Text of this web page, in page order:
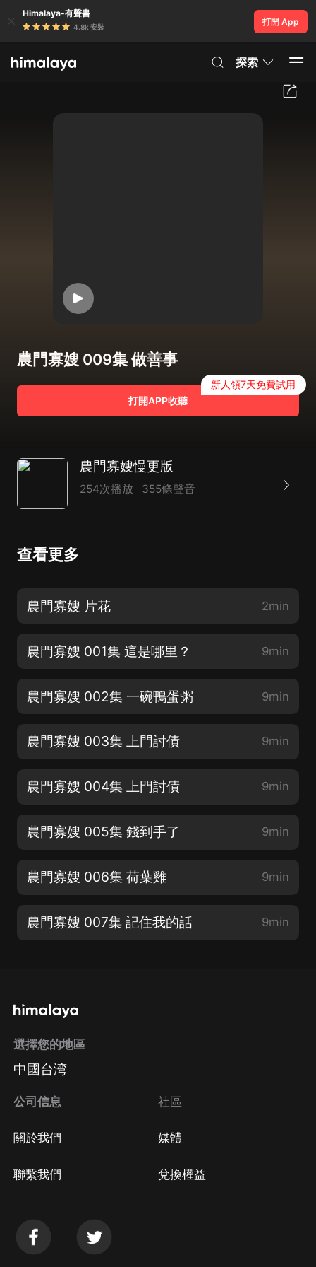
Himalaya-有聲書
4.8k 安裝
打開 App
探索
農門寡嫂 009集 做善事
打開APP收聽
新人領7天免費試用
農門寡嫂慢更版
254次播放 355條聲音
查看更多
農門寡嫂 片花 2min
農門寡嫂 001集 這是哪里？ 9min
農門寡嫂 002集 一碗鴨蛋粥 9min
農門寡嫂 003集 上門討債 9min
農門寡嫂 004集 上門討債 9min
農門寡嫂 005集 錢到手了 9min
農門寡嫂 006集 荷葉雞 9min
農門寡嫂 007集 記住我的話 9min
選擇您的地區
中國台湾
公司信息
關於我們
聯繫我們
社區
媒體
兌換權益